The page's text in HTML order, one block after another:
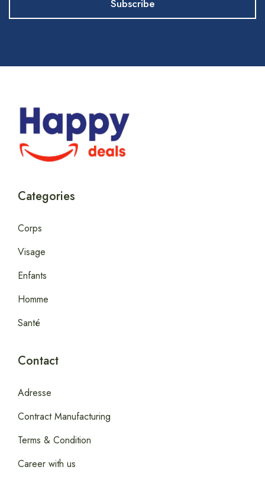
Categories
Corps
Visage
Enfants
Homme
Santé
Contact
Adresse
Contract Manufacturing
Terms & Condition
Career with us